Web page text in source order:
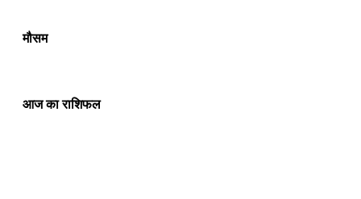
मौसम
आज का राशिफल